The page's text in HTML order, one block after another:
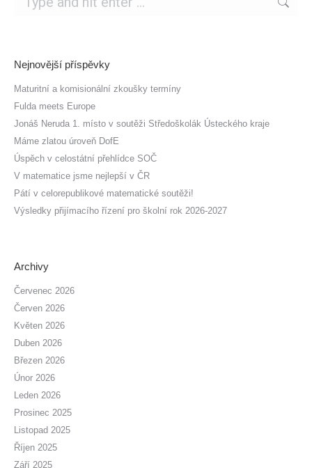
Nejnovější příspěvky
Maturitní a komisionální zkoušky termíny
Fulda meets Europe
Jonáš Neruda 1. místo v soutěži Středoškolák Ústeckého kraje
Máme zlatou úroveň DofE
Úspěch v celostátní přehlídce SOČ
V matematice jsme nejlepší v ČR
Pátí v celorepublikové matematické soutěži!
Výsledky přijímacího řízení pro školní rok 2026-2027
Archivy
Červenec 2026
Červen 2026
Květen 2026
Duben 2026
Březen 2026
Únor 2026
Leden 2026
Prosinec 2025
Listopad 2025
Říjen 2025
Září 2025